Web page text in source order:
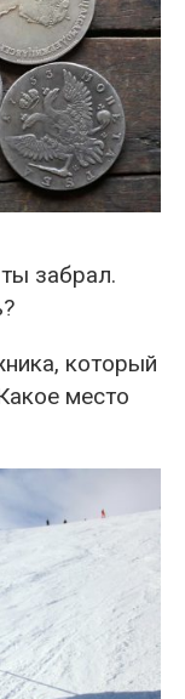
забрал.
который
место